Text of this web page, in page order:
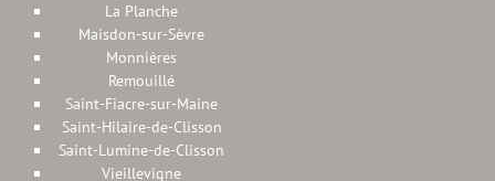
La Planche
Maisdon-sur-Sèvre
Monnières
Remouillé
Saint-Fiacre-sur-Maine
Saint-Hilaire-de-Clisson
Saint-Lumine-de-Clisson
Vieillevigne